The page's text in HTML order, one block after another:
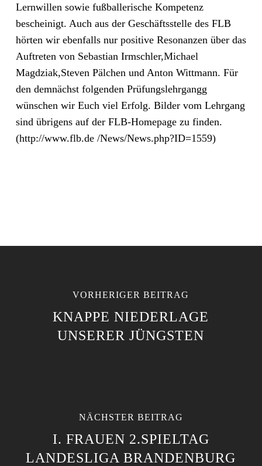
Lernwillen sowie fußballerische Kompetenz
bescheinigt. Auch aus der Geschäftsstelle des FLB
hörten wir ebenfalls nur positive Resonanzen über das
Auftreten von Sebastian Irmschler,Michael
Magdziak,Steven Pälchen und Anton Wittmann. Für
den demnächst folgenden Prüfungslehrgangg
wünschen wir Euch viel Erfolg. Bilder vom Lehrgang
sind übrigens auf der FLB-Homepage zu finden.
(http://www.flb.de /News/News.php?ID=1559)
VORHERIGER BEITRAG
KNAPPE NIEDERLAGE
UNSERER JÜNGSTEN
NÄCHSTER BEITRAG
I. FRAUEN 2.SPIELTAG
LANDESLIGA BRANDENBURG